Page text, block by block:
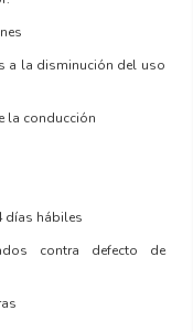
a la disminución del uso
la conducción
días hábiles
contra defecto de